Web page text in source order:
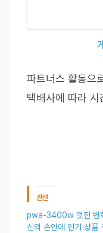
파트너스 활동으
택배사에 따라
관련
pwa-3400w 멋진 변
신의 손안에 인기 상품